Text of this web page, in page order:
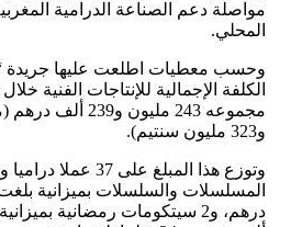
مواصلة دعم الصناعة الدرامية
المحلي.
وحسب معطيات اطلعت عليها جريدة
وتوزع هذا المبلغ على 37